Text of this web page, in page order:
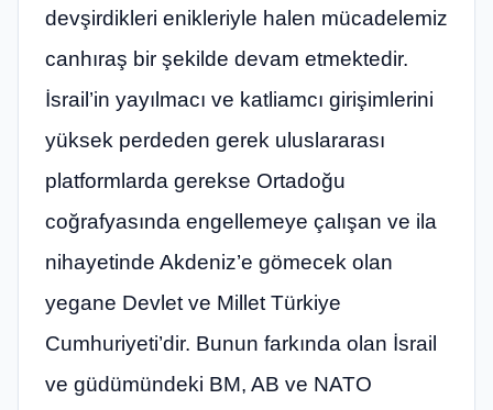
devşirdikleri enikleriyle halen mücadelemiz
canhıraş bir şekilde devam etmektedir.
İsrail’in yayılmacı ve katliamcı girişimlerini
yüksek perdeden gerek uluslararası
platformlarda gerekse Ortadoğu
coğrafyasında engellemeye çalışan ve ila
nihayetinde Akdeniz’e gömecek olan
yegane Devlet ve Millet Türkiye
Cumhuriyeti’dir. Bunun farkında olan İsrail
ve güdümündeki BM, AB ve NATO